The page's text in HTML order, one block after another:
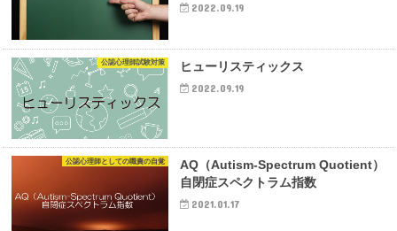
2022.09.19
公認心理師試験対策 ヒューリスティックス
2022.09.19
公認心理師としての職責の自覚
AQ（Autism-Spectrum Quotient）
自閉症スペクトラム指数
2021.01.17